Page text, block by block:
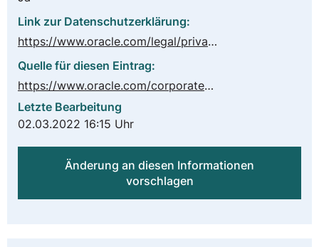
Link zur Datenschutzerklärung:
https://www.oracle.com/legal/privacy/privacy-policy.html
Quelle für diesen Eintrag:
https://www.oracle.com/corporate/contracts/cloud-services/contracts.html#data-processing
Letzte Bearbeitung
02.03.2022 16:15 Uhr
Änderung an diesen Informationen
vorschlagen